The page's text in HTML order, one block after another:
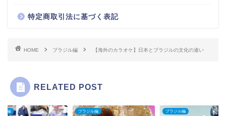
特定商取引法に基づく表記
HOME ブラジル編 【海外のカラオケ】日本とブラジルの文化の違い
RELATED POST
ル編 ブラジル編 ブラジル編